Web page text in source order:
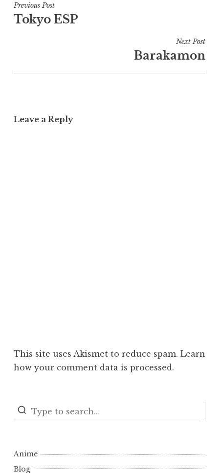
Post
navigation
Previous Post
Tokyo ESP
Next Post
Barakamon
Leave a Reply
This site uses Akismet to reduce spam. Learn
how your comment data is processed.
Anime
Blog